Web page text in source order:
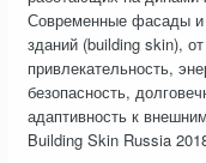
Современные фасады и
зданий (building skin),
привлекательность,
безопасность,
адаптивность к
Building Skin Russia